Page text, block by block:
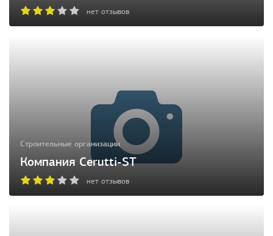
нет отзывов
Строительные организации
Компания Cerutti-ST
нет отзывов